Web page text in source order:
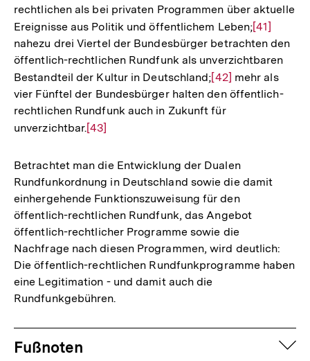
rechtlichen als bei privaten Programmen über aktuelle
Ereignisse aus Politik und öffentlichem Leben;Zur
Auflösung
der
Fußnote
[41]
nahezu drei Viertel der Bundesbürger betrachten den
öffentlich-rechtlichen Rundfunk als unverzichtbaren
Bestandteil der Kultur in Deutschland;Zur
Auflösung
der
[42] mehr als
vier Fünftel der Bundesbürger halten den öffentlich-
rechtlichen Rundfunk auch in Zukunft für
unverzichtbar.Zur
der
Fußnote
[43]
Betrachtet man die Entwicklung der Dualen
Rundfunkordnung in Deutschland sowie die damit
einhergehende Funktionszuweisung für den
öffentlich-rechtlichen Rundfunk, das Angebot
öffentlich-rechtlicher Programme sowie die
Nachfrage nach diesen Programmen, wird deutlich:
Die öffentlich-rechtlichen Rundfunkprogramme haben
eine Legitimation - und damit auch die
Rundfunkgebühren.
Fussnoten
Fußnoten